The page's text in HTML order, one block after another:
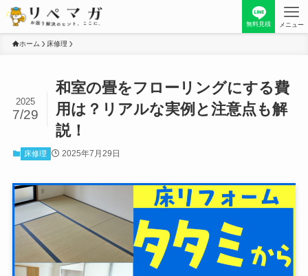
無料見積 メニュー
ホーム 床修理
和室の畳をフローリングにする費
用は？リアルな実例と注意点も解
説！
2025
7/29
床修理 2025年7月29日